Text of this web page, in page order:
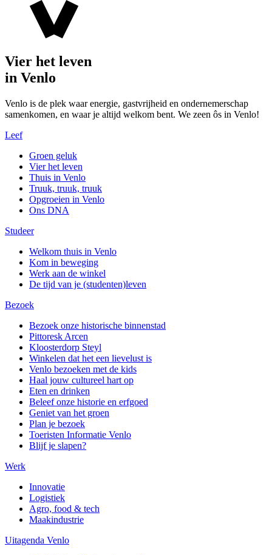
Vier het leven
in Venlo
Venlo is de plek waar energie, gastvrijheid en ondernemerschap
samenkomen, en waar je altijd welkom bent. We zeen ôs in Venlo!
Leef
Groen geluk
Vier het leven
Thuis in Venlo
Truuk, truuk, truuk
Opgroeien in Venlo
Ons DNA
Studeer
Welkom thuis in Venlo
Kom in beweging
Werk aan de winkel
De tijd van je (studenten)leven
Bezoek
Bezoek onze historische binnenstad
Pittoresk Arcen
Kloosterdorp Steyl
Winkelen dat het een lievelust is
Venlo bezoeken met de kids
Haal jouw cultureel hart op
Eten en drinken
Beleef onze historie en erfgoed
Geniet van het groen
Plan je bezoek
Toeristen Informatie Venlo
Blijf je slapen?
Werk
Innovatie
Logistiek
Agro, food & tech
Maakindustrie
Uitagenda Venlo